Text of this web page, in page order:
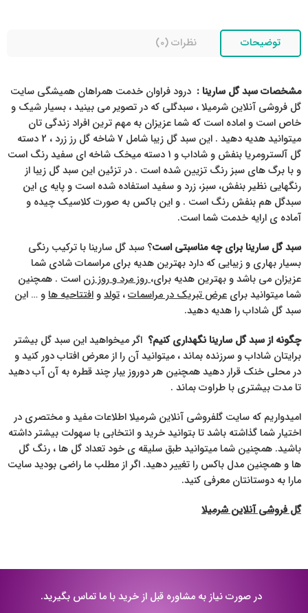
توضیحات نظرات (0)
مشخصات سبد گل سارینا : درود فراوان خدمت همراهان همیشگی سایت
گل فروشی آنلاین شرمیلا ، سبدگلی که در تصویر می بینید ، بسیار شیک و
خاص است و اماده است که شما عزیزان به مهم ترین افراد زندگی تان
میتوانید هدیه دهید . این سبد گل زیبا شامل 7 شاخه گل رز زرد ، 2 دسته
گل آلسترومریا بنفش و شاداب و 1 دسته میخک شاخه ای سفید رنگ است
و با برگ های سبز رنگ تزیین شده است . در تزئین این سبد گل زیبا از
رنگهایی نظیر بنفش، سبز، زرد و سفید استفاده شده است و پایه ی این
سبدگل هم بنفش رنگ است . و این باکس به صورت کلاسیک چیده و
آماده ی ارایه خدمت شما است.
سبد گل سارینا برای چه مناسبتی است؟ سبد گل سارینا با ترکیب رنگی
بسیار بهاری و زیبایی که دارد بهترین هدیه برای مراسمات شادی شما
عزیزان می باشد و بهترین هدیه برای،روز مرد و روز زن است . همچنین
شما میتوانید برای عرض تبریک در مراسمات، تولدو افتتاحیه هاو … این
سبد گل شاداب را هدیه دهید.
چگونه از سبد گل سارینا نگهداری کنیم؟ اگر میخواهید این سبد گل بیشتر
برایتان شاداب و سرزنده بماند ، میتوانید آن را از معرض افتاب دور کنید و
در محلی خنک قرار دهید همچنین هر دوروز یبار چند قطره به آن آب دهید
تا مدت بیشتری با طراوت بماند .
امیدواریم که سایت گلفروشی آنلاین شرمیلا اطلاعات مفید و مختصری در
اختیار شما گذاشته باشد تا بتوانید خرید و انتخابی با سهولت بیشتر داشته
باشید. همچنین شما میتوانید طبق سلیقه ی خود تعداد گل ها ، رنگ گل
ها و همچنین مدل باکس را تغییر دهید. اگر از مطلب ما راضی بودید سایت
مارا به دوستانتان معرفی کنید.
گل فروشی آنلاین شرمیلا
در صورت نیاز به مشاوره قبل از خرید با ما تماس بگیرید.